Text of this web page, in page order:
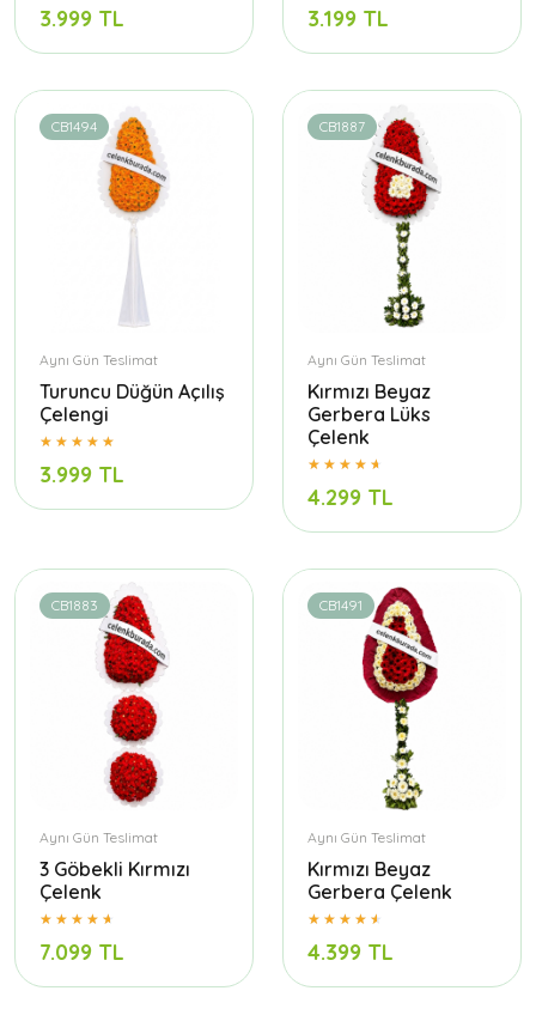
3.999 TL 3.199 TL
CB1494
Aynı Gün Teslimat
Turuncu Düğün Açılış
Çelengi
3.999 TL
CB1887
Aynı Gün Teslimat
Kırmızı Beyaz
Gerbera Lüks
Çelenk
4.299 TL
CB1883
Aynı Gün Teslimat
3 Göbekli Kırmızı
Çelenk
7.099 TL
CB1491
Aynı Gün Teslimat
Kırmızı Beyaz
Gerbera Çelenk
4.399 TL